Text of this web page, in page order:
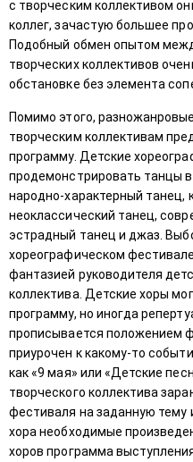
с творческим коллективом
коллег, зачастую большее
Подобный обмен опытом
творческих коллективов
обстановке без элемента
Помимо этого,
творческим коллективам
программу. Детские
продемонстрировать танцы
народно-характерный танец,
неоклассический танец,
эстрадный танец и джаз.
хореографическом
фантазией руководителя
коллектива. Детские хоры
программу, но иногда
прописывается положением
приурочен к какому-то
как «9 мая» или «Детские
творческого коллектива
фестиваля на заданную тему
хора необходимые
хоров программа